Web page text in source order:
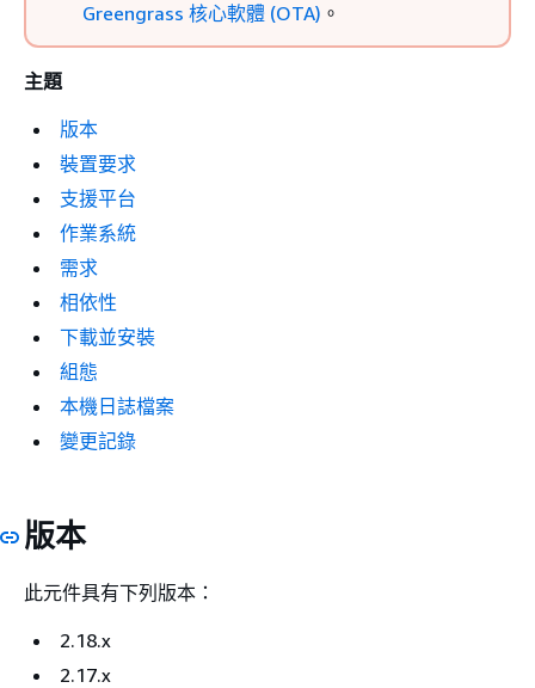
Greengrass 核心軟體 (OTA) 。
主題
版本
裝置要求
支援平台
作業系統
需求
相依性
下載並安裝
組態
本機日誌檔案
變更記錄
版本
此元件具有下列版本：
2.18.x
2.17.x